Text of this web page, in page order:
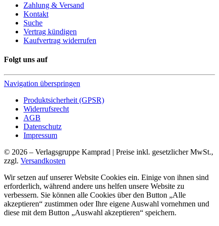
Zahlung & Versand
Kontakt
Suche
Vertrag kündigen
Kaufvertrag widerrufen
Folgt uns auf
Navigation überspringen
Produktsicherheit (GPSR)
Widerrufsrecht
AGB
Datenschutz
Impressum
© 2026 – Verlagsgruppe Kamprad | Preise inkl. gesetzlicher MwSt.,
zzgl. Versandkosten
Wir setzen auf unserer Website Cookies ein. Einige von ihnen sind
erforderlich, während andere uns helfen unsere Website zu
verbessern. Sie können alle Cookies über den Button „Alle
akzeptieren“ zustimmen oder Ihre eigene Auswahl vornehmen und
diese mit dem Button „Auswahl akzeptieren“ speichern.